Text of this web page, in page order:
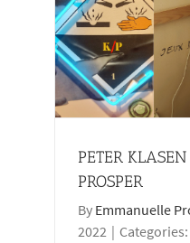
PETER
PROSPER
By Emmanuelle
2022 | Categories: